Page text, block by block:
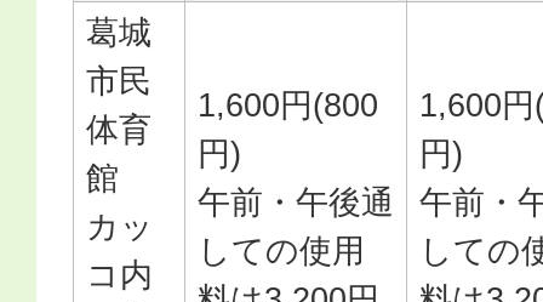
葛城
市民
体育
館
カッ
コ内
1,600円(800
円)
午前・午後通
しての使用
1,600
円)
午前・
しての